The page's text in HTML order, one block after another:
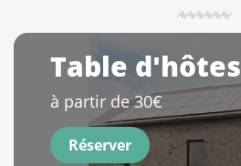
Table d'hôtes
à partir de 30€
Réserver